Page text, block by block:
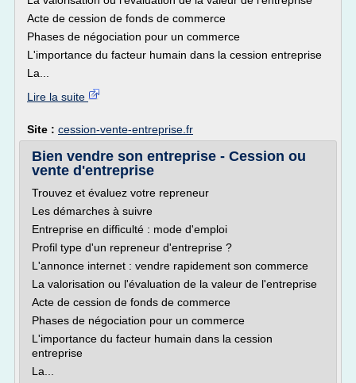
Acte de cession de fonds de commerce
Phases de négociation pour un commerce
L'importance du facteur humain dans la cession entreprise
La...
Lire la suite
Site : cession-vente-entreprise.fr
Bien vendre son entreprise - Cession ou
vente d'entreprise
Trouvez et évaluez votre repreneur
Les démarches à suivre
Entreprise en difficulté : mode d'emploi
Profil type d'un repreneur d'entreprise ?
L'annonce internet : vendre rapidement son commerce
La valorisation ou l'évaluation de la valeur de l'entreprise
Acte de cession de fonds de commerce
Phases de négociation pour un commerce
L'importance du facteur humain dans la cession
entreprise
La...